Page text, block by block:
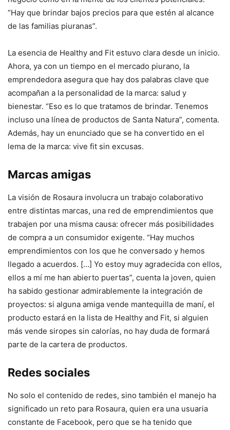
“Hay que brindar bajos precios para que estén al alcance
de las familias piuranas”.
La esencia de Healthy and Fit estuvo clara desde un inicio.
Ahora, ya con un tiempo en el mercado piurano, la
emprendedora asegura que hay dos palabras clave que
acompañan a la personalidad de la marca: salud y
bienestar. “Eso es lo que tratamos de brindar. Tenemos
incluso una línea de productos de Santa Natura”, comenta.
Además, hay un enunciado que se ha convertido en el
lema de la marca: vive fit sin excusas.
Marcas amigas
La visión de Rosaura involucra un trabajo colaborativo
entre distintas marcas, una red de emprendimientos que
trabajen por una misma causa: ofrecer más posibilidades
de compra a un consumidor exigente. “Hay muchos
emprendimientos con los que he conversado y hemos
llegado a acuerdos. […] Yo estoy muy agradecida con ellos,
ellos a mí me han abierto puertas”, cuenta la joven, quien
ha sabido gestionar admirablemente la integración de
proyectos: si alguna amiga vende mantequilla de maní, el
producto estará en la lista de Healthy and Fit, si alguien
más vende siropes sin calorías, no hay duda de formará
parte de la cartera de productos.
Redes sociales
No solo el contenido de redes, sino también el manejo ha
significado un reto para Rosaura, quien era una usuaria
constante de Facebook, pero que se ha tenido que